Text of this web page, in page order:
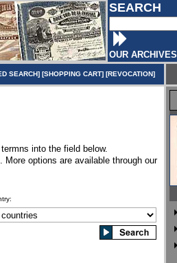
SEARCH
OUR ARCHIVES
SEARCH] [SHOPPING CART] [REVOCATION]
into the field below.
options are available through our